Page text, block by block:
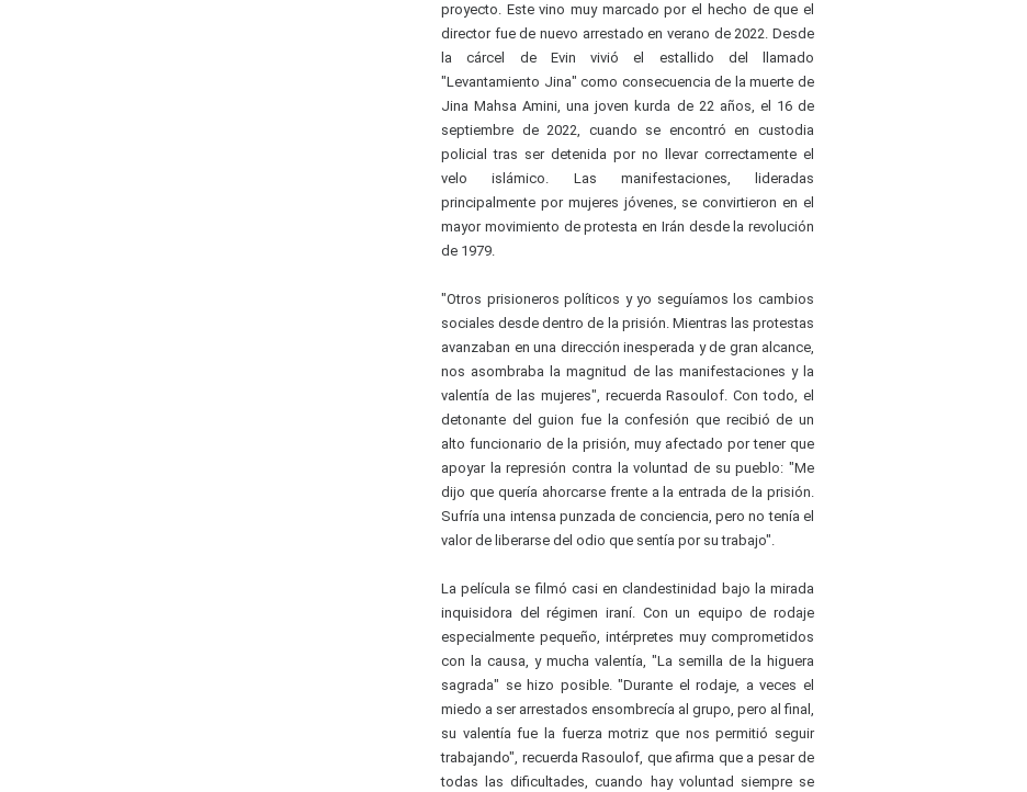
proyecto. Este vino muy marcado por el hecho de que el
director fue de nuevo arrestado en verano de 2022. Desde
la cárcel de Evin vivió el estallido del llamado
"Levantamiento Jina" como consecuencia de la muerte de
Jina Mahsa Amini, una joven kurda de 22 años, el 16 de
septiembre de 2022, cuando se encontró en custodia
policial tras ser detenida por no llevar correctamente el
velo islámico. Las manifestaciones, lideradas
principalmente por mujeres jóvenes, se convirtieron en el
mayor movimiento de protesta en Irán desde la revolución
de 1979.
"Otros prisioneros políticos y yo seguíamos los cambios
sociales desde dentro de la prisión. Mientras las protestas
avanzaban en una dirección inesperada y de gran alcance,
nos asombraba la magnitud de las manifestaciones y la
valentía de las mujeres", recuerda Rasoulof. Con todo, el
detonante del guion fue la confesión que recibió de un
alto funcionario de la prisión, muy afectado por tener que
apoyar la represión contra la voluntad de su pueblo: "Me
dijo que quería ahorcarse frente a la entrada de la prisión.
Sufría una intensa punzada de conciencia, pero no tenía el
valor de liberarse del odio que sentía por su trabajo".
La película se filmó casi en clandestinidad bajo la mirada
inquisidora del régimen iraní. Con un equipo de rodaje
especialmente pequeño, intérpretes muy comprometidos
con la causa, y mucha valentía, "La semilla de la higuera
sagrada" se hizo posible. "Durante el rodaje, a veces el
miedo a ser arrestados ensombrecía al grupo, pero al final,
su valentía fue la fuerza motriz que nos permitió seguir
trabajando", recuerda Rasoulof, que afirma que a pesar de
todas las dificultades, cuando hay voluntad siempre se